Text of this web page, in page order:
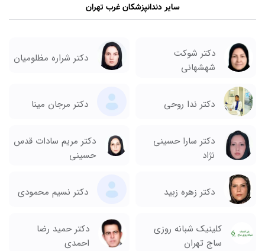
سایر دندانپزشکان غرب تهران
دکتر شوکت
شهشهانی
دکتر شراره مظلومیان
دکتر ندا روحی دکتر مرجان مینا
دکتر سارا حسینی
نژاد
دکتر مریم سادات قدس
حسینی
دکتر زهره زبید دکتر نسیم محمودی
کلینیک شبانه روزی
ساج تهران
دکتر حمید رضا
احمدی